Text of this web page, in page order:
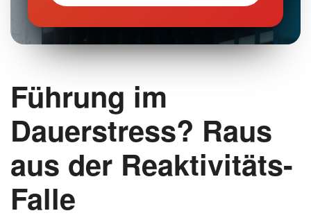
Führung im
Dauerstress? Raus
aus der Reaktivitäts-
Falle